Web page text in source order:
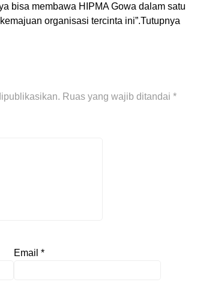
bisa membawa HIPMA Gowa dalam satu
organisasi tercinta ini”.Tutupnya
Ruas yang wajib ditandai *
Email *